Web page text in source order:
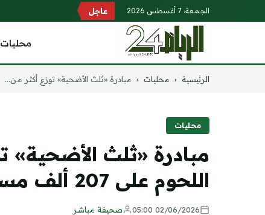
الجمعة، 7 أغسطس 2026 عاجل
محليات
الرئيسية › محليات › مبادرة «ثلث الأضحية» توزع أكثر من...
محليات
اللحوم على 207 ألف مستفيد بمنطقة الرياض
02/06/2026 05:00 صحيفة مباشر